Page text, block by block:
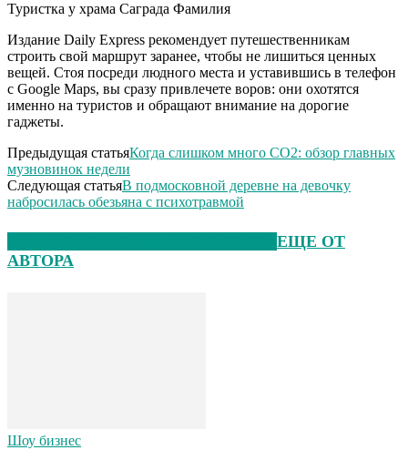
Туристка у храма Саграда Фамилия
Издание Daily Express рекомендует путешественникам
строить свой маршрут заранее, чтобы не лишиться ценных
вещей. Стоя посреди людного места и уставившись в телефон
с Google Maps, вы сразу привлечете воров: они охотятся
именно на туристов и обращают внимание на дорогие
гаджеты.
Предыдущая статьяКогда слишком много CO2: обзор главных
музновинок недели
Следующая статьяВ подмосковной деревне на девочку
набросилась обезьяна с психотравмой
ЕЩЕ ОТ
АВТОРА
Шоу бизнес